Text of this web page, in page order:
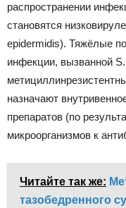
распространении
становятся
epidermidis). Тяжёлые
инфекции, вызванной
назначают
препаратов (по
микроорганизмов к
Читайте так же:
тазобедренного